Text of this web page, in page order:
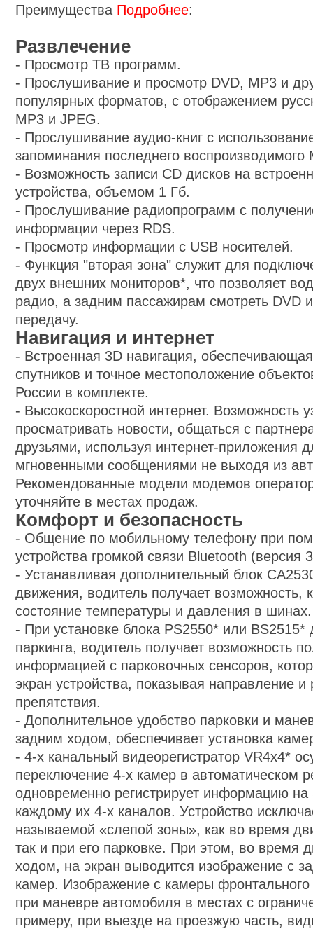
Преимущества Подробнее:
Развлечение
- Просмотр ТВ программ.
- Прослушивание и просмотр DVD, MP3 и
популярных форматов, с отображением
MP3 и JPEG.
- Прослушивание аудио-книг с
запоминания последнего
- Возможность записи CD дисков на
устройства, объемом 1 Гб.
- Прослушивание радиопрограмм с
информации через RDS.
- Просмотр информации с USB носителей.
- Функция "вторая зона" служит для
двух внешних мониторов*, что позволяет
радио, а задним пассажирам смотреть
передачу.
Навигация и интернет
- Встроенная 3D навигация,
спутников и точное местоположение
России в комплекте.
- Высокоскоростной интернет. Возможность
просматривать новости, общаться с
друзьями, используя интернет-приложения
мгновенными сообщениями не выходя из
Рекомендованные модели модемов
уточняйте в местах продаж.
Комфорт и безопасность
- Общение по мобильному телефону при
устройства громкой связи Bluetooth (версия
- Устанавливая дополнительный блок
движения, водитель получает возможность,
состояние температуры и давления в шинах.
- При установке блока PS2550* или BS2515*
паркинга, водитель получает возможность
информацией с парковочных сенсоров,
экран устройства, показывая направление и
препятствия.
- Дополнительное удобство парковки и
задним ходом, обеспечивает установка
- 4-x канальный видеорегистратор VR4x4*
переключение 4-х камер в автоматическом
одновременно регистрирует информацию на
каждому их 4-х каналов. Устройство
называемой «слепой зоны», как во время
так и при его парковке. При этом, во время
ходом, на экран выводится изображение с
камер. Изображение с камеры
при маневре автомобиля в местах с
примеру, при выезде на проезжую часть,